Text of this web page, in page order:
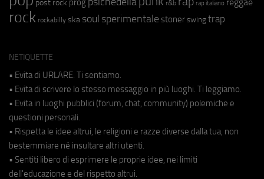
post rock prog r&b rap italiano
rock rockabilly ska soul sperimentale stoner swing trap
NETIQUETTE
• Evita di URLARE. Ti sentiamo.
• Evita di scrivere lo stesso messaggio in più luoghi. Ti leggiamo.
• Evita in luoghi pubblici (forum, chat, community) polemiche e
questioni personali.
• Rispetta le idee altrui, le religioni e razze diverse dalla tua, non
bestemmiare né insultare altri utenti.
• Sentiti libero di esprimere le proprie idee, nei limiti
dell'educazione e del rispetto altrui.